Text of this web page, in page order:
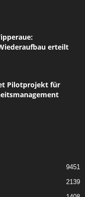
erteilt
Pilotprojekt für
9451
2139